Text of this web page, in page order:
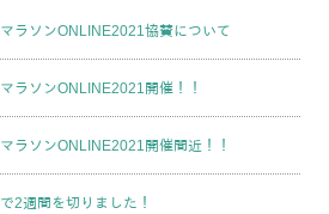
ラソンONLINE2021協賛について
ラソンONLINE2021開催！！
ラソンONLINE2021開催間近！！
2週間を切りました！